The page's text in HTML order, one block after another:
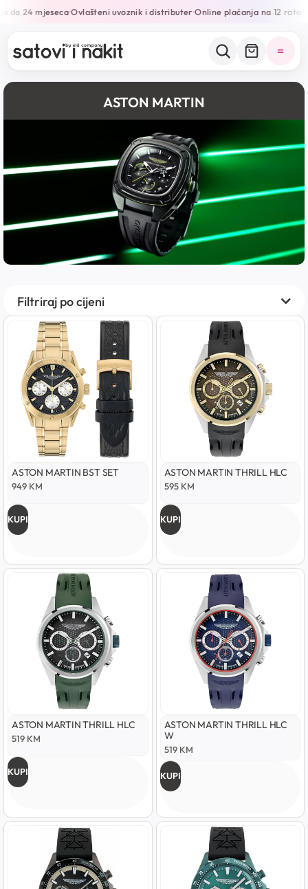
24 mjeseca•Ovlašteni uvoznik i distributer•Online plaćanja na 12 rata•
ASTON MARTIN
Filtriraj po cijeni
ASTON MARTIN BST SET
949 KM
KUPI
ASTON MARTIN THRILL HLC
595 KM
KUPI
ASTON MARTIN THRILL HLC
519 KM
KUPI
ASTON MARTIN THRILL HLC
W
519 KM
KUPI